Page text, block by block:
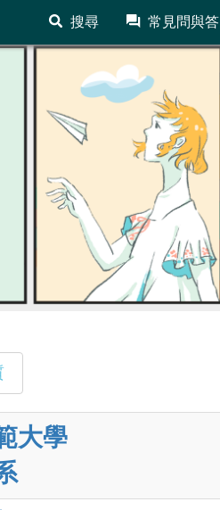
搜尋 常見問與答
大學